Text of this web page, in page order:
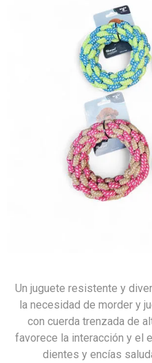
Un juguete resistente y
la necesidad de morder y
con cuerda trenzada de
favorece la interacción y el
dientes y encías